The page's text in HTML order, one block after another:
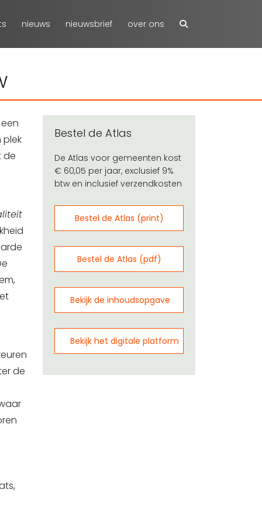
nieuws nieuwsbrief over ons
plek
de
de
Bestel de Atlas
De Atlas voor gemeenten kost
€ 60,05 per jaar, exclusief 9%
btw en inclusief verzendkosten
Bestel de Atlas (print)
Bestel de Atlas (pdf)
Bekijk de inhoudsopgave
Bekijk het digitale platform